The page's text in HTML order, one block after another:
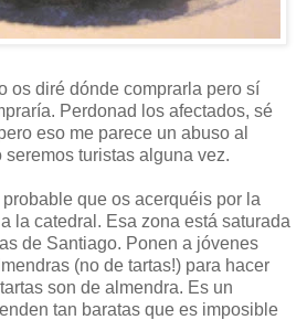
os diré dónde comprarla pero sí
Perdonad los afectados, sé
eso me parece un abuso al
turistas alguna vez.
que os acerquéis por la
la catedral. Esa zona está saturada
de Santiago. Ponen a jóvenes
(no de tartas!) para hacer
son de almendra. Es un
tan baratas que es imposible